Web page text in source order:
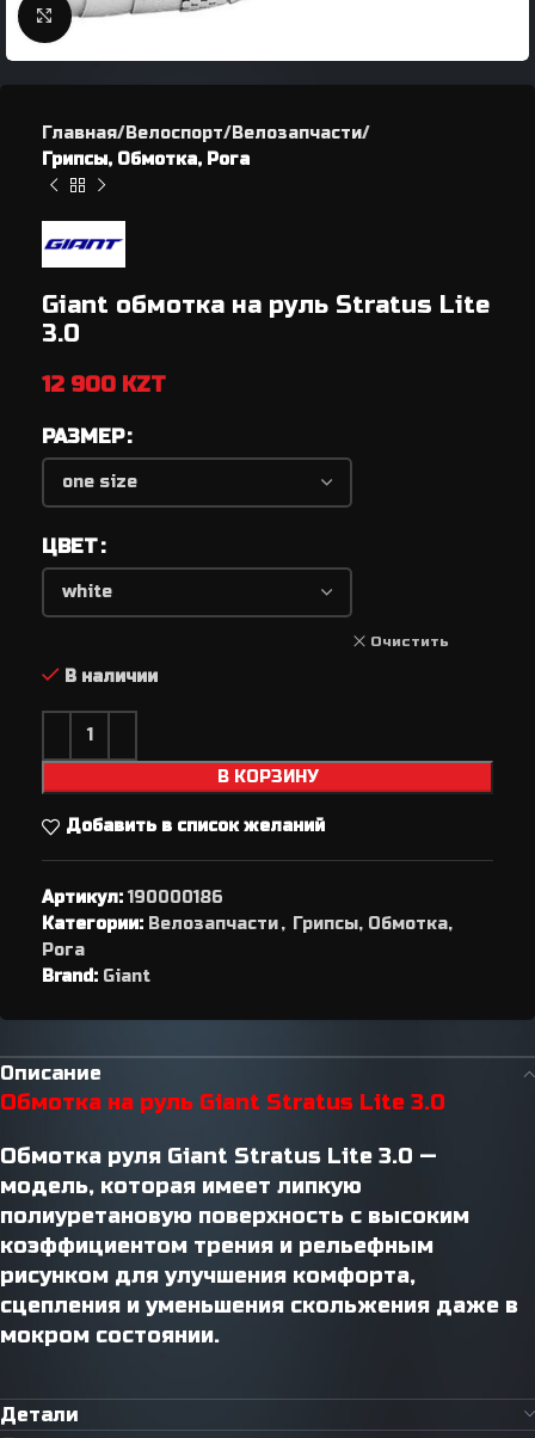
Нажмите, чтобы увеличить
Главная Велоспорт
Велозапчасти
Грипсы, Обмотка, Рога
Giant обмотка на руль Stratus Lite
3.0
12 900 KZT
РАЗМЕР
ЦВЕТ
Очистить
В наличии
В КОРЗИНУ
Добавить в список желаний
Артикул:190000186
Категории: Велозапчасти, Грипсы, Обмотка,
Рога
Brand: Giant
Описание
Обмотка на руль Giant Stratus Lite 3.0
Обмотка руля Giant Stratus Lite 3.0 —
модель, которая имеет липкую
полиуретановую поверхность с высоким
коэффициентом трения и рельефным
рисунком для улучшения комфорта,
сцепления и уменьшения скольжения даже в
мокром состоянии.
Детали